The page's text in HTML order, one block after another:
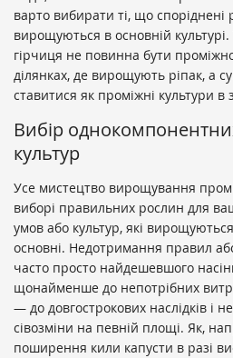
варто вибирати ті, що споріднені
вирощуються в основній
гірчиця не повинна бути
ділянках, де вирощують ріпак, а
ставитися як проміжні культури в
Вибір
культур
Усе мистецтво вирощування
виборі правильних рослин для
умов або культур, які
основні. Недотримання правил
часто просто найдешевшого
щонайменше до непотрібних
— до довгострокових наслідків і
сівозміни на певній площі. Як,
поширення кили капусти в разі